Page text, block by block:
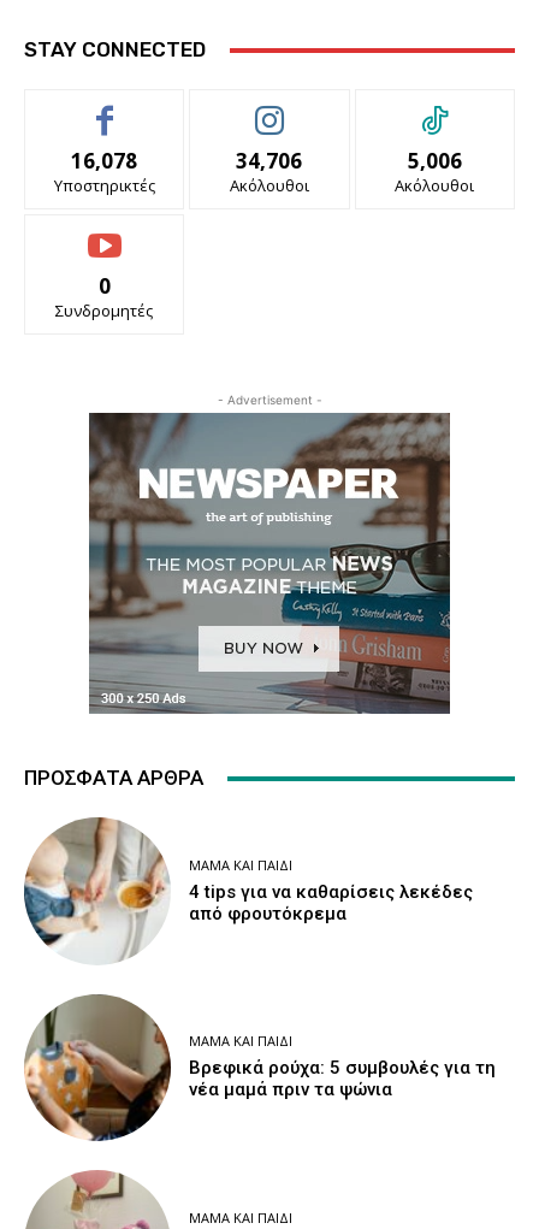
STAY CONNECTED
16,078
Υποστηρικτές
34,706
Ακόλουθοι
5,006
Ακόλουθοι
0
Συνδρομητές
- Advertisement -
ΠΡΌΣΦΑΤΑ ΆΡΘΡΑ
ΜΑΜΆ ΚΑΙ ΠΑΙΔΊ
4 tips για να καθαρίσεις λεκέδες
από φρουτόκρεμα
ΜΑΜΆ ΚΑΙ ΠΑΙΔΊ
Βρεφικά ρούχα: 5 συμβουλές για τη
νέα μαμά πριν τα ψώνια
ΜΑΜΆ ΚΑΙ ΠΑΙΔΊ